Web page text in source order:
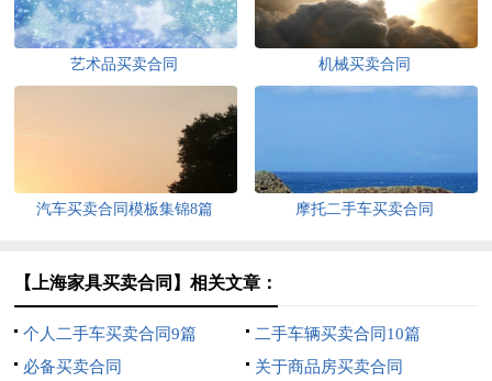
艺术品买卖合同 机械买卖合同
汽车买卖合同模板集锦8篇 摩托二手车买卖合同
【上海家具买卖合同】相关文章：
个人二手车买卖合同9篇
二手车辆买卖合同10篇
必备买卖合同
关于商品房买卖合同